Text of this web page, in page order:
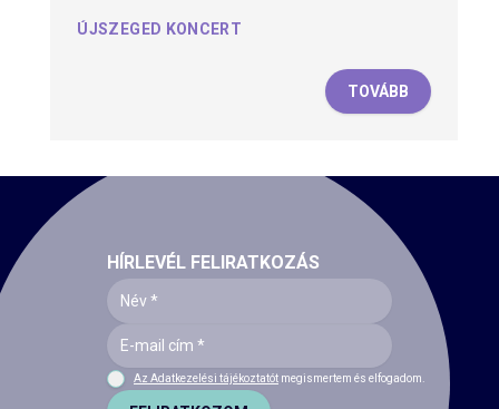
ÚJSZEGED KONCERT
TOVÁBB
HÍRLEVÉL FELIRATKOZÁS
Az Adatkezelési tájékoztatót megismertem és elfogadom.